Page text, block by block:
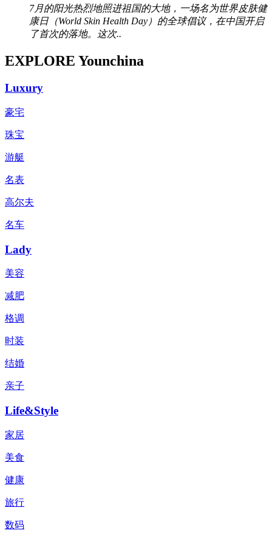
7月的阳光热烈地照进祖国的大地，一场名为世界皮肤健
康日（World Skin Health Day）的全球倡议，在中国开启
了首次的落地。这次..
EXPLORE Younchina
Luxury
豪宅
珠宝
游艇
名表
高尔夫
名车
Lady
美容
减肥
格调
时装
结婚
亲子
Life&Style
家居
美食
健康
旅行
数码